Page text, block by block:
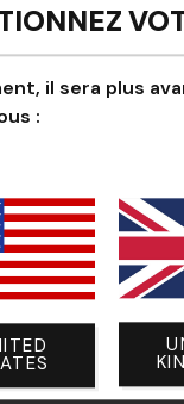
propre et
dedans.
Mais il ne faut
le marketing.
:
il sera plus
: